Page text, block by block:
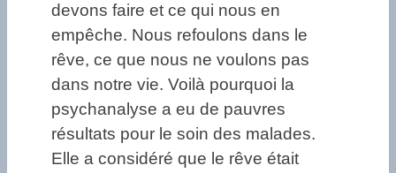
devons faire et ce qui nous en
empêche. Nous refoulons dans le
rêve, ce que nous ne voulons pas
dans notre vie. Voilà pourquoi la
psychanalyse a eu de pauvres
résultats pour le soin des malades.
Elle a considéré que le rêve était